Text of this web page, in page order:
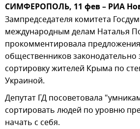
СИМФЕРОПОЛЬ, 11 фев – РИА
Зампредседателя комитета
международным делам Наталья
прокомментировала
общественников законодательно
сортировку жителей Крыма по
Украиной.
Депутат ГД посоветовала
сортировать людей по уровню
начать с себя.